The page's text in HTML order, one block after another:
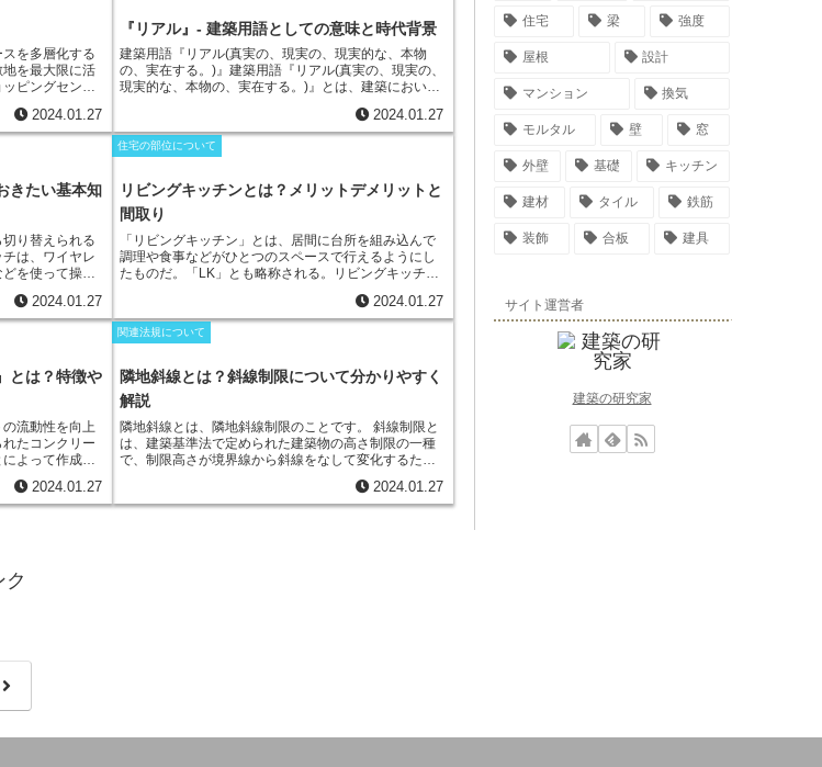
高さで使用す
の高さを選ば
にするなど、
用途に用いるこ
ビングボード」は、「テレビ台」や「ブックシェル
フ」、「カップボード」と呼ぶこともある。
を多層化する
を最大限に活
ピングセンタ
ど、大規模な施
。また、入出
での時間も短
を操作して入出
て駐車する自走
ターのような
、1台分の駐車
ます。 タワー
置を設置し、
車を収納する
面積の敷地を最
装置が機械化
えます。一
要がありま
低く、また、
保しやすいと
2024.01.27
『リアル』- 建築用語としての意味と時代背景
建築用語『リアル(真実の、現実の、現実的な、本物
の、実在する。)』建築用語『リアル(真実の、現実の、
現実的な、本物の、実在する。)』とは、建築におい
す。この考え方は、建築を単に建物を建てることでは
なく、その建物の存在意義や価値を追求することだと
考えています。つまり、建物の外観や機能性だけに注
える影響や、人々にどのような影響を与えるかを重視
する考え方です。この考え方は、19世紀後半に現れた
「アーツ・アンド・クラフツ運動」に端を発していま
す。この運動は、大量生産される工業製品ではなく、
職人が手作業で丁寧に作られた製品を重視 するもので
した。建築においても、この考え方が取り入れられ、
「本物の材料を使って、職人が手作業で丁寧に建物を
ということが重視されるようになりました。
2024.01.27
きたい基本知
り替えられる
は、ワイヤレ
を使って操作
制御するために
ッチは、主に
モコン式リモ
の家電を制御
*
フォンアプリを
スマートフォ
カーテン、ス
れることが多
利便性を高める
ートスイッチ
2024.01.27
住宅の部位について
リビングキッチンとは？メリットデメリットと
間取り
「リビングキッチン」
とは、居間に台所を組み込んで
調理や食事などがひとつのスペースで行えるようにし
たものだ。「LK」とも略称される。
リビングキッチン
させてひとつの空間を作
ることで、家族が集まって料理をしながらコミュニケ
ーションが図れることにある。また、リビングキッチ
いるため、都市住宅やアパートに使用される場合が多
い。リビングキッチンを設けるデメリットは、部屋と
部屋を仕切る壁が少なくなるため、
確保が重要 となることだ。また、キッチンから出るニ
オイや油煙がリビング側に広がりやすいため、換気に
も配慮が必要となる。
2024.01.27
とは？特徴や
の流動性を向上
たコンクリー
よって作成さ
ため、ブリーデ
、マスコンク
ートよりも著
クリートと言
2024.01.27
関連法規について
隣地斜線とは？斜線制限について分かりやすく
解説
隣地斜線とは、隣地斜線制限のことです。
斜線制限と
は、建築基準法で定められた建築物の高さ制限の一種
で、制限高さが境界線から斜線をなして変化するため
や通風、プライバシーを確保するために行なわれる高
さや形状の制限です。敷地の道と接する部分以外の隣
2024.01.27
ク
次
住宅 梁 強度
屋根 設計
マンション 換気
モルタル 壁 窓
外壁 基礎 キッチン
建材 タイル 鉄筋
装飾 合板 建具
サイト運営者
建築の研究家